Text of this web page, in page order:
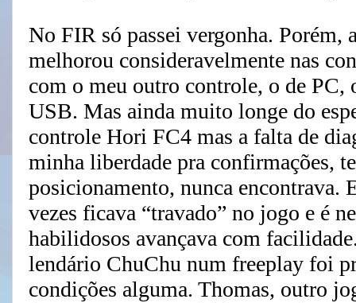
No FIR só passei vergonha. Porém,
melhorou consideravelmente nas
com o meu outro controle, o de PC,
USB. Mas ainda muito longe do
controle Hori FC4 mas a falta de
minha liberdade pra confirmações,
posicionamento, nunca encontrava.
vezes ficava “travado” no jogo e é
habilidosos avançava com
lendário ChuChu num freeplay foi
condições alguma. Thomas, outro